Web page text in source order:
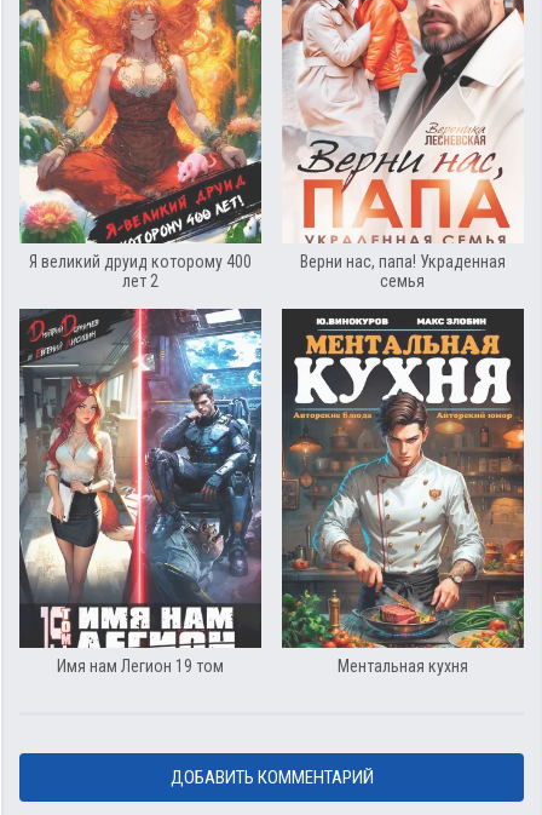
Я великий друид которому 400
лет 2
Верни нас, папа! Украденная
семья
Имя нам Легион 19 том Ментальная кухня
ДОБАВИТЬ КОММЕНТАРИЙ